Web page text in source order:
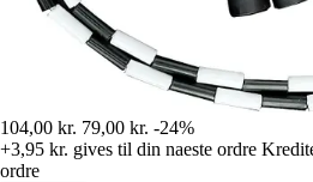
104,00 kr. 79,00 kr. -24%
+3,95 kr. gives til din naeste ordre
ordre